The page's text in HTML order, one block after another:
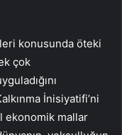
konusunda öteki
çok
İnisiyatifi’ni
ekonomik mallar